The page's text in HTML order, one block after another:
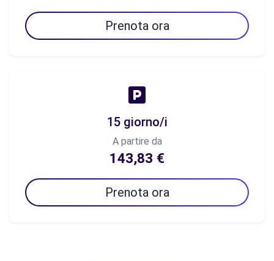
Prenota ora
15 giorno/i
A partire da
143,83 €
Prenota ora